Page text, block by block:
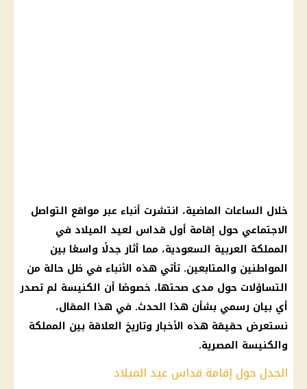
خلال الساعات الماضية، انتشرت أنباء عبر مواقع التواصل
الاجتماعي حول إقامة أول قداس لعيد الميلاد في
المملكة العربية السعودية، مما أثار جدلًا واسعًا بين
المواطنين والمتابعين. تأتي هذه الأنباء في ظل حالة من
التساؤلات حول مدى صحتها، خصوصًا أن الكنيسة لم تصدر
أي بيان رسمي بشأن هذا الحدث. في هذا المقال،
نستعرض حقيقة هذه الأخبار وتاريخ العلاقة بين المملكة
والكنيسة المصرية.
الجدل حول إقامة قداس عيد الميلاد